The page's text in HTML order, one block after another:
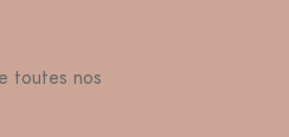
toutes nos